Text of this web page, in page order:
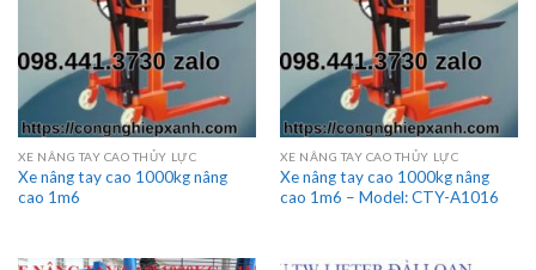
XE NÂNG TAY CAO THỦY LỰC
Xe nâng tay cao 1000kg nâng
cao 1m6
XE NÂNG TAY CAO THỦY LỰC
Xe nâng tay cao 1000kg nâng
cao 1m6 – Model: CTY-A1016